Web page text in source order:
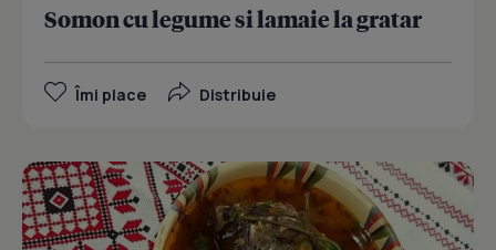
Somon cu legume si lamaie la gratar
Îmi place Distribuie